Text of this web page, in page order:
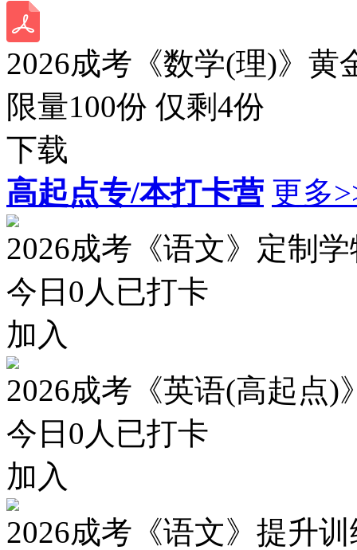
2026成考《数学(理)》黄
限量100份 仅剩4份
下载
高起点专/本打卡营 更多
2026成考《语文》定制
今日 0 人已打卡
加入
2026成考《英语(高起点)
今日 0 人已打卡
加入
2026成考《语文》提升